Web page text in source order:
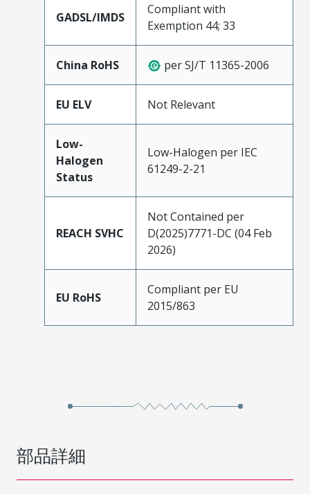
GADSL/IMDS
Compliant with
Exemption 44; 33
China RoHS per SJ/T 11365-2006
EU ELV Not Relevant
Low-
Halogen
Status
Low-Halogen per IEC
61249-2-21
REACH SVHC
Not Contained per
D(2025)7771-DC (04 Feb
2026)
EU RoHS
Compliant per EU
2015/863
部品詳細